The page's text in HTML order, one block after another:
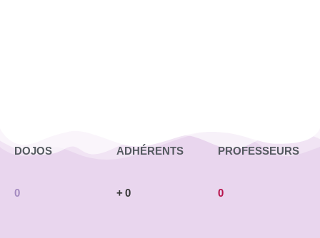
DOJOS
0
ADHÉRENTS
+ 0
PROFESSEURS
0